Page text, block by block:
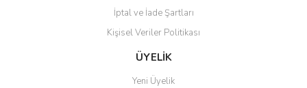
İptal ve İade Şartları
Kişisel Veriler Politikası
ÜYELİK
Yeni Üyelik